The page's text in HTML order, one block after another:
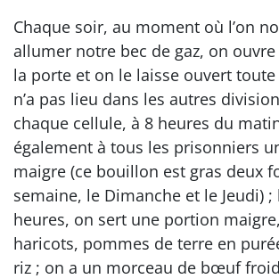
Chaque soir, au moment où l’on
allumer notre bec de gaz, on
la porte et on le laisse ouvert
n’a pas lieu dans les autres
chaque cellule, à 8 heures du
également à tous les prisonniers
maigre (ce bouillon est gras deux
semaine, le Dimanche et le Jeudi) ;
heures, on sert une portion
haricots, pommes de terre en
riz ; on a un morceau de bœuf